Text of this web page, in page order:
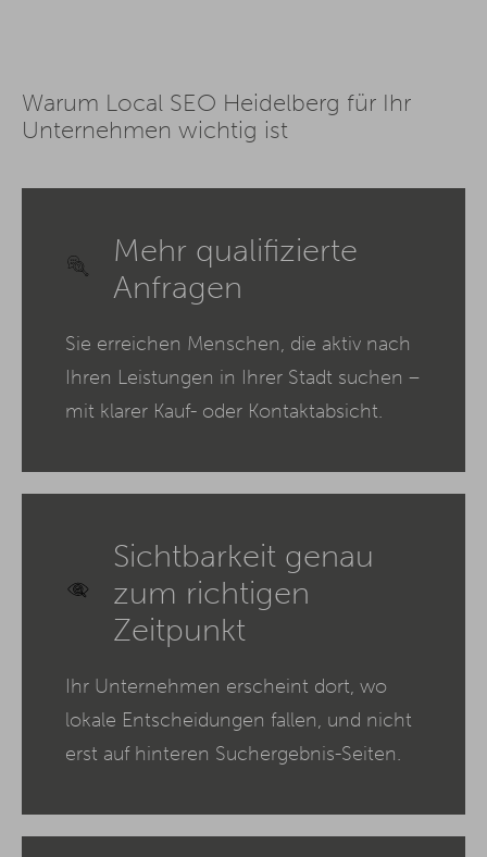
Warum Local SEO Heidelberg für Ihr
Unternehmen wichtig ist
Mehr qualifizierte
Anfragen
Sie erreichen Menschen, die aktiv nach
Ihren Leistungen in Ihrer Stadt suchen –
mit klarer Kauf- oder Kontaktabsicht.
Sichtbarkeit genau
zum richtigen
Zeitpunkt
Ihr Unternehmen erscheint dort, wo
lokale Entscheidungen fallen, und nicht
erst auf hinteren Suchergebnis-Seiten.